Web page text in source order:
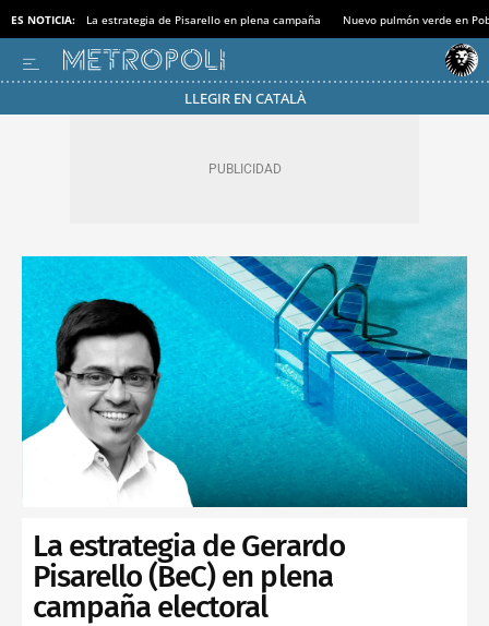
ES NOTICIA: La estrategia de Pisarello en plena campaña Nuevo pulmón verde en
LLEGIR EN CATALÀ
La estrategia de Gerardo
Pisarello (BeC) en plena
campaña electoral